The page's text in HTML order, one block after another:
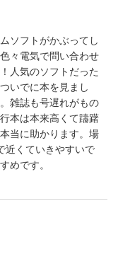
ソフトがかぶってし
々電気で問い合わせ
人気のソフトだった
いでに本を見まし
雑誌も号遅れがもの
本は本来高くて躊躇
当に助かります。場
近くていきやすいで
めです。